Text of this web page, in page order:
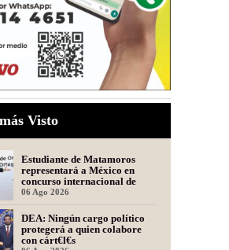
Visto
Estudiante de Matamoros
representará a México en
concurso internacional de
oratoria en Perú
06 Ago 2026
DEA: Ningún cargo político
protegerá a quien colabore
con cárt€l€s